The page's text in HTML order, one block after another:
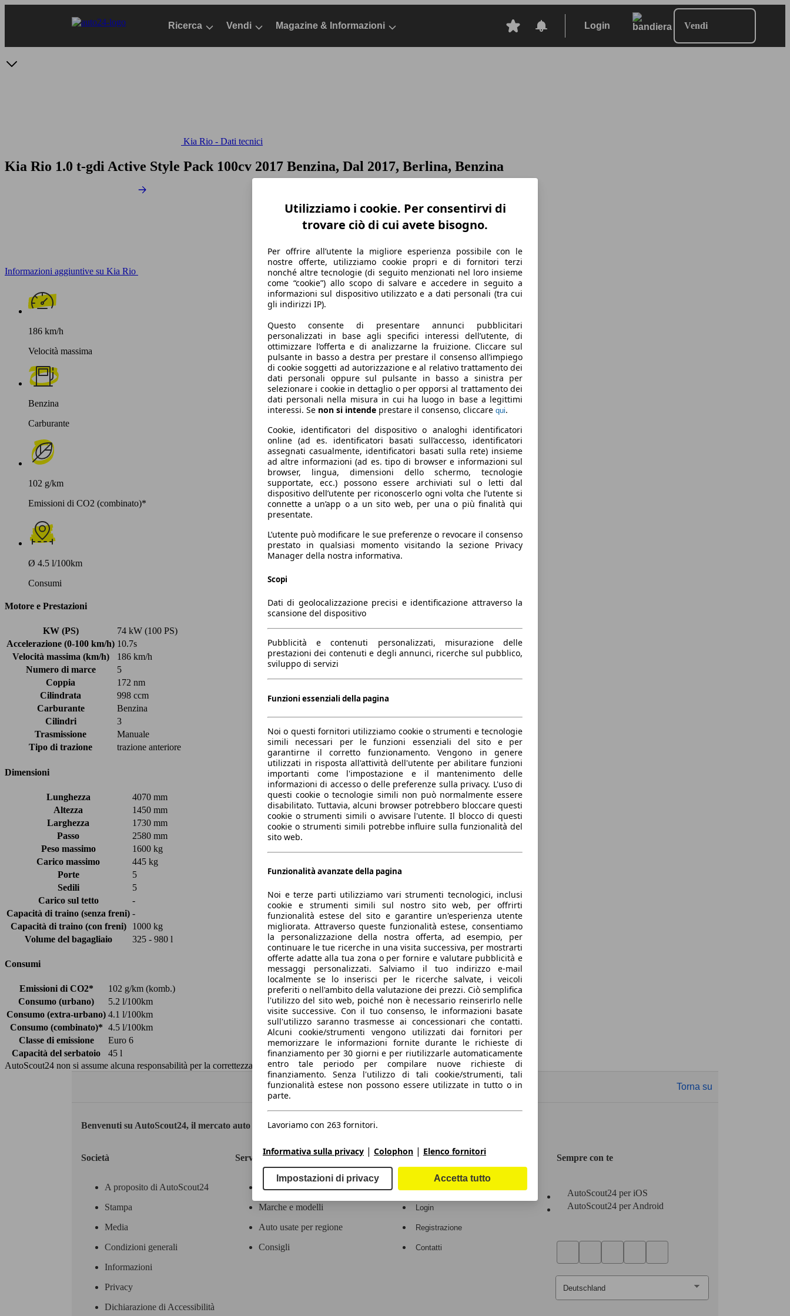
Ricerca Vendi Magazine & Informazioni Login Vendi
Kia Rio - Dati tecnici
Kia Rio 1.0 t-gdi Active Style Pack 100cv 2017 Benzina, Dal 2017, Berlina, Benzina
Informazioni aggiuntive su Kia Rio
186 km/h
Velocità massima
Benzina
Carburante
102 g/km
Emissioni di CO2 (combinato)*
Ø 4.5 l/100km
Consumi
Motore e Prestazioni
KW (PS)
74 kW (100 PS)
Accelerazione (0-100 km/h) 10.7s
Velocità massima (km/h)
186 km/h
Numero di marce
5
Coppia
172 nm
Cilindrata
998 ccm
Carburante
Benzina
Cilindri
3
Trasmissione
Manuale
Tipo di trazione
trazione anteriore
Dimensioni
Lunghezza
4070 mm
Altezza
1450 mm
Larghezza
1730 mm
Passo
2580 mm
Peso massimo
1600 kg
Carico massimo
445 kg
Porte
5
Sedili
5
Carico sul tetto
-
Capacità di traino (senza freni) -
Capacità di traino (con freni)
1000 kg
Volume del bagagliaio
325 - 980 l
Consumi
Emissioni di CO2*
102 g/km (komb.)
Consumo (urbano)
5.2 l/100km
Consumo (extra-urbano) 4.1 l/100km
Consumo (combinato)* 4.5 l/100km
Classe di emissione
Euro 6
Capacità del serbatoio
45 l
AutoScout24 non si assume alcuna responsabilità per la correttezza dei dati.
Torna su
Benvenuti su AutoScout24, il mercato auto europeo.
Società
A proposito di AutoScout24
Stampa
Media
Condizioni generali
Informazioni
Privacy
Dichiarazione di Accessibilità
Servizi
Contatti
Marche e modelli
Auto usate per regione
Consigli
Area rivenditori
Login
Registrazione
Contatti
Sempre con te
AutoScout24 per iOS
AutoScout24 per Android
Utilizziamo i cookie. Per consentirvi di
trovare ciò di cui avete bisogno.
Per offrire all’utente la migliore esperienza possibile con le
nostre offerte, utilizziamo cookie propri e di fornitori terzi
nonché altre tecnologie (di seguito menzionati nel loro insieme
come “cookie”) allo scopo di salvare e accedere in seguito a
informazioni sul dispositivo utilizzato e a dati personali (tra cui
gli indirizzi IP).
Questo consente di presentare annunci pubblicitari
personalizzati in base agli specifici interessi dell’utente, di
ottimizzare l’offerta e di analizzarne la fruizione. Cliccare sul
pulsante in basso a destra per prestare il consenso all’impiego
di cookie soggetti ad autorizzazione e al relativo trattamento dei
dati personali oppure sul pulsante in basso a sinistra per
selezionare i cookie in dettaglio o per opporsi al trattamento dei
dati personali nella misura in cui ha luogo in base a legittimi
interessi. Se non si intende prestare il consenso, cliccare qui.
Cookie, identificatori del dispositivo o analoghi identificatori
online (ad es. identificatori basati sull’accesso, identificatori
assegnati casualmente, identificatori basati sulla rete) insieme
ad altre informazioni (ad es. tipo di browser e informazioni sul
browser, lingua, dimensioni dello schermo, tecnologie
supportate, ecc.) possono essere archiviati sul o letti dal
dispositivo dell’utente per riconoscerlo ogni volta che l’utente si
connette a un’app o a un sito web, per una o più finalità qui
presentate.
L’utente può modificare le sue preferenze o revocare il consenso
prestato in qualsiasi momento visitando la sezione Privacy
Manager della nostra informativa.
Scopi
Dati di geolocalizzazione precisi e identificazione attraverso la
scansione del dispositivo
Pubblicità e contenuti personalizzati, misurazione delle
prestazioni dei contenuti e degli annunci, ricerche sul pubblico,
sviluppo di servizi
Funzioni essenziali della pagina
Noi o questi fornitori utilizziamo cookie o strumenti e tecnologie
simili necessari per le funzioni essenziali del sito e per
garantirne il corretto funzionamento. Vengono in genere
utilizzati in risposta all'attività dell'utente per abilitare funzioni
importanti come l'impostazione e il mantenimento delle
informazioni di accesso o delle preferenze sulla privacy. L'uso di
questi cookie o tecnologie simili non può normalmente essere
disabilitato. Tuttavia, alcuni browser potrebbero bloccare questi
cookie o strumenti simili o avvisare l'utente. Il blocco di questi
cookie o strumenti simili potrebbe influire sulla funzionalità del
sito web.
Funzionalità avanzate della pagina
Noi e terze parti utilizziamo vari strumenti tecnologici, inclusi
cookie e strumenti simili sul nostro sito web, per offrirti
funzionalità estese del sito e garantire un'esperienza utente
migliorata. Attraverso queste funzionalità estese, consentiamo
la personalizzazione della nostra offerta, ad esempio, per
continuare le tue ricerche in una visita successiva, per mostrarti
offerte adatte alla tua zona o per fornire e valutare pubblicità e
messaggi personalizzati. Salviamo il tuo indirizzo e-mail
localmente se lo inserisci per le ricerche salvate, i veicoli
preferiti o nell'ambito della valutazione dei prezzi. Ciò semplifica
l'utilizzo del sito web, poiché non è necessario reinserirlo nelle
visite successive. Con il tuo consenso, le informazioni basate
sull'utilizzo saranno trasmesse ai concessionari che contatti.
Alcuni cookie/strumenti vengono utilizzati dai fornitori per
memorizzare le informazioni fornite durante le richieste di
finanziamento per 30 giorni e per riutilizzarle automaticamente
entro tale periodo per compilare nuove richieste di
finanziamento. Senza l'utilizzo di tali cookie/strumenti, tali
funzionalità estese non possono essere utilizzate in tutto o in
parte.
Lavoriamo con 263 fornitori.
Informativa sulla privacy | Colophon | Elenco fornitori
Impostazioni di privacy Accetta tutto